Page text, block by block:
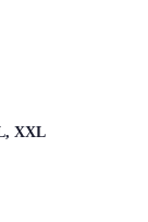
XXL